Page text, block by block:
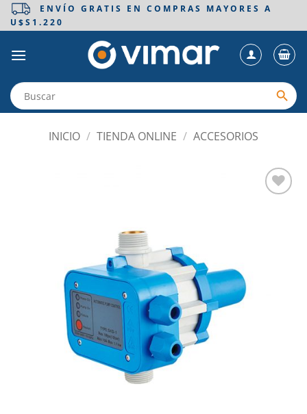
Saltar
ENVÍO GRATIS EN COMPRAS MAYORES A
U$S1.220
INICIO / TIENDA ONLINE / ACCESORIOS